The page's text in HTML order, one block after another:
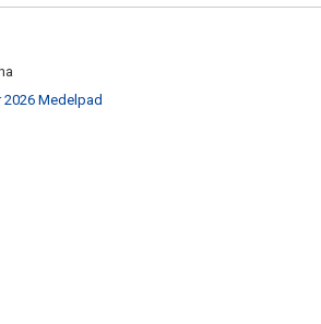
2026 Medelpad